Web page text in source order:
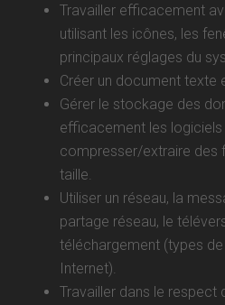
Travailler efficacement
utilisant les icônes, les
principaux réglages du
Créer un document texte
Gérer le stockage des
efficacement les
compresser/extraire des
taille.
Utiliser un réseau, la
partage réseau, le
téléchargement (types
Internet).
Travailler dans le respect